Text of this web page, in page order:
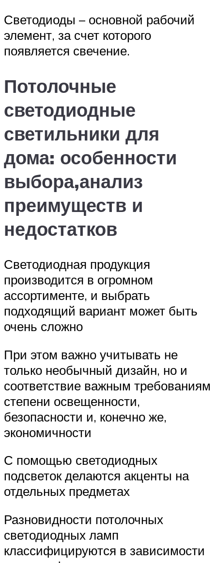
Светодиоды – основной рабочий
элемент, за счет которого
появляется свечение.
Потолочные
светодиодные
светильники для
дома: особенности
выбора,анализ
преимуществ и
недостатков
Светодиодная продукция
производится в огромном
ассортименте, и выбрать
подходящий вариант может быть
очень сложно
При этом важно учитывать не
только необычный дизайн, но и
соответствие важным требованиям
степени освещенности,
безопасности и, конечно же,
экономичности
С помощью светодиодных
подсветок делаются акценты на
отдельных предметах
Разновидности потолочных
светодиодных ламп
классифицируются в зависимости